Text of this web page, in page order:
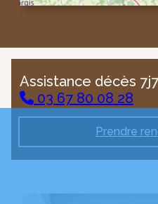
Assistance décès
03 67 80 08 28
Prendre